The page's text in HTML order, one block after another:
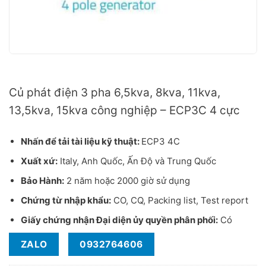
Củ phát điện 3 pha 6,5kva, 8kva, 11kva,
13,5kva, 15kva công nghiệp – ECP3C 4 cực
Nhấn để tải tài liệu kỹ thuật: ECP3 4C
Xuất xứ:Italy, Anh Quốc, Ấn Độ và Trung Quốc
Bảo Hành:2 năm hoặc 2000 giờ sử dụng
Chứng từ nhập khẩu:CO, CQ, Packing list, Test report
Giấy chứng nhận Đại diện ủy quyền phân phối:Có
ZALO 0932764606